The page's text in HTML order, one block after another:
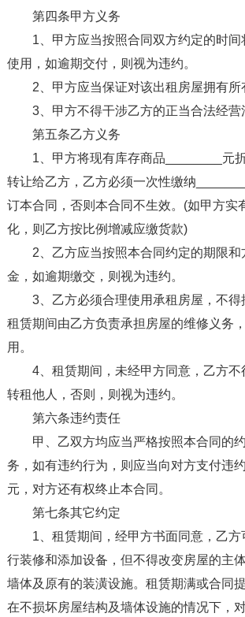
第四条甲方义务
1、甲方应当按照合同双方约定的时
使用，如逾期交付，则视为违约。
2、甲方应当保证对该出租房屋拥有所
3、甲方不得干涉乙方的正当合法经营
第五条乙方义务
1、甲方将现有库存商品________元
转让给乙方，乙方必须一次性缴纳
订本合同，否则本合同不生效。(如甲方实
化，则乙方按比例增减应缴货款)
2、乙方应当按照本合同约定的期限和
金，如逾期缴交，则视为违约。
3、乙方必须合理使用承租房屋，不得
租赁期间由乙方负责承担房屋的维修义务
用。
4、租赁期间，未经甲方同意，乙方不
转租他人，否则，则视为违约。
第六条违约责任
甲、乙双方均应当严格按照本合同的
务，如有违约行为，则应当向对方支付违
元，对方还有权终止本合同。
第七条其它约定
1、租赁期间，经甲方书面同意，乙
行装修和添加设备，但不得改变房屋的主
墙体及原有的装潢设施。租赁期满或合同
在不损坏房屋结构及墙体设施的情况下，